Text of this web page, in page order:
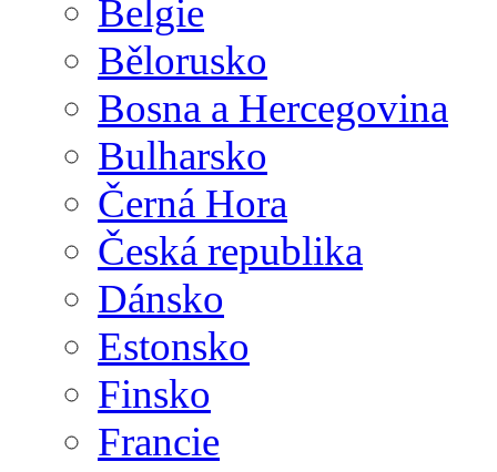
Belgie
Bělorusko
Bosna a Hercegovina
Bulharsko
Černá Hora
Česká republika
Dánsko
Estonsko
Finsko
Francie